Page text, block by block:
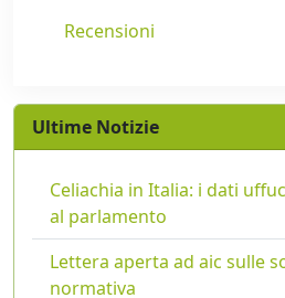
Recensioni
Ultime Notizie
Celiachia in Italia: i dati
al parlamento
Lettera aperta ad aic sulle
normativa